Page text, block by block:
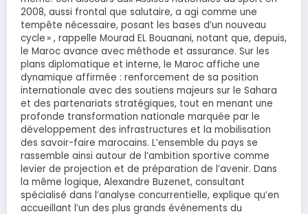
2008, aussi frontal que salutaire, a agi comme une
tempête nécessaire, posant les bases d’un nouveau
cycle » , rappelle Mourad EL Bouanani, notant que, depuis,
le Maroc avance avec méthode et assurance. Sur les
plans diplomatique et interne, le Maroc affiche une
dynamique affirmée : renforcement de sa position
internationale avec des soutiens majeurs sur le Sahara
et des partenariats stratégiques, tout en menant une
profonde transformation nationale marquée par le
développement des infrastructures et la mobilisation
des savoir-faire marocains. L’ensemble du pays se
rassemble ainsi autour de l’ambition sportive comme
levier de projection et de préparation de l’avenir. Dans
la même logique, Alexandre Buzenet, consultant
spécialisé dans l’analyse concurrentielle, explique qu’en
accueillant l’un des plus grands événements du